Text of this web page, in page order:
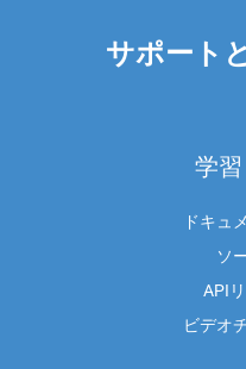
サポート
学
ドキュ
ソ
API
ビデオ